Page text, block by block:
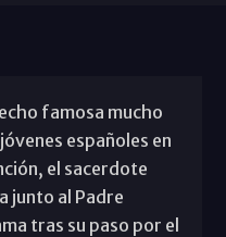
famosa mucho
españoles en
el sacerdote
junto al Padre
tras su paso por el